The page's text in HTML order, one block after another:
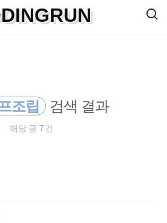
조립 검색 결과
해당 글 7 건